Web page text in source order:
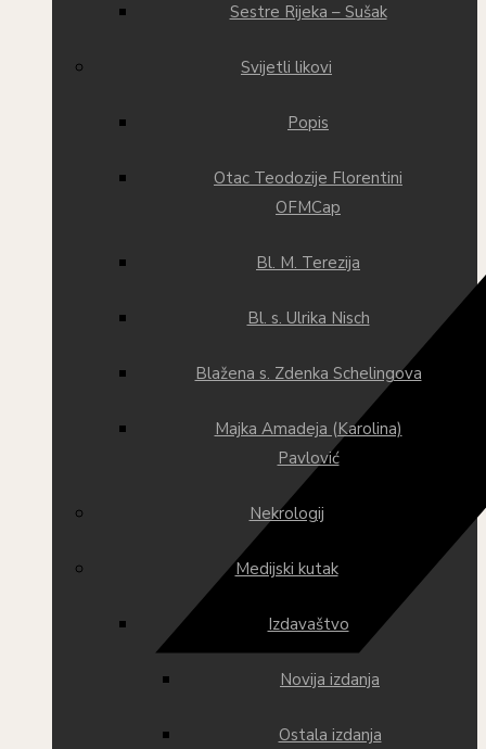
Sestre Rijeka – Sušak
Svijetli likovi
Popis
Otac Teodozije Florentini
OFMCap
Bl. M. Terezija
Bl. s. Ulrika Nisch
Blažena s. Zdenka Schelingova
Majka Amadeja (Karolina)
Pavlović
Nekrologij
Medijski kutak
Izdavaštvo
Novija izdanja
Ostala izdanja